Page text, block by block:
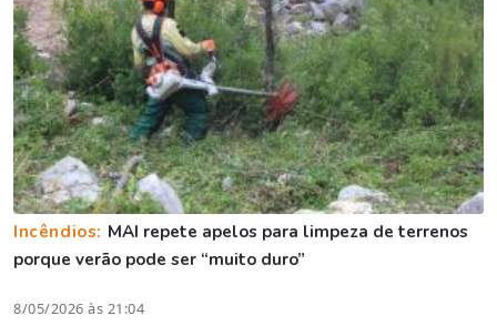
Incêndios: MAI repete apelos para limpeza de terrenos
porque verão pode ser “muito duro”
8/05/2026 às 21:04